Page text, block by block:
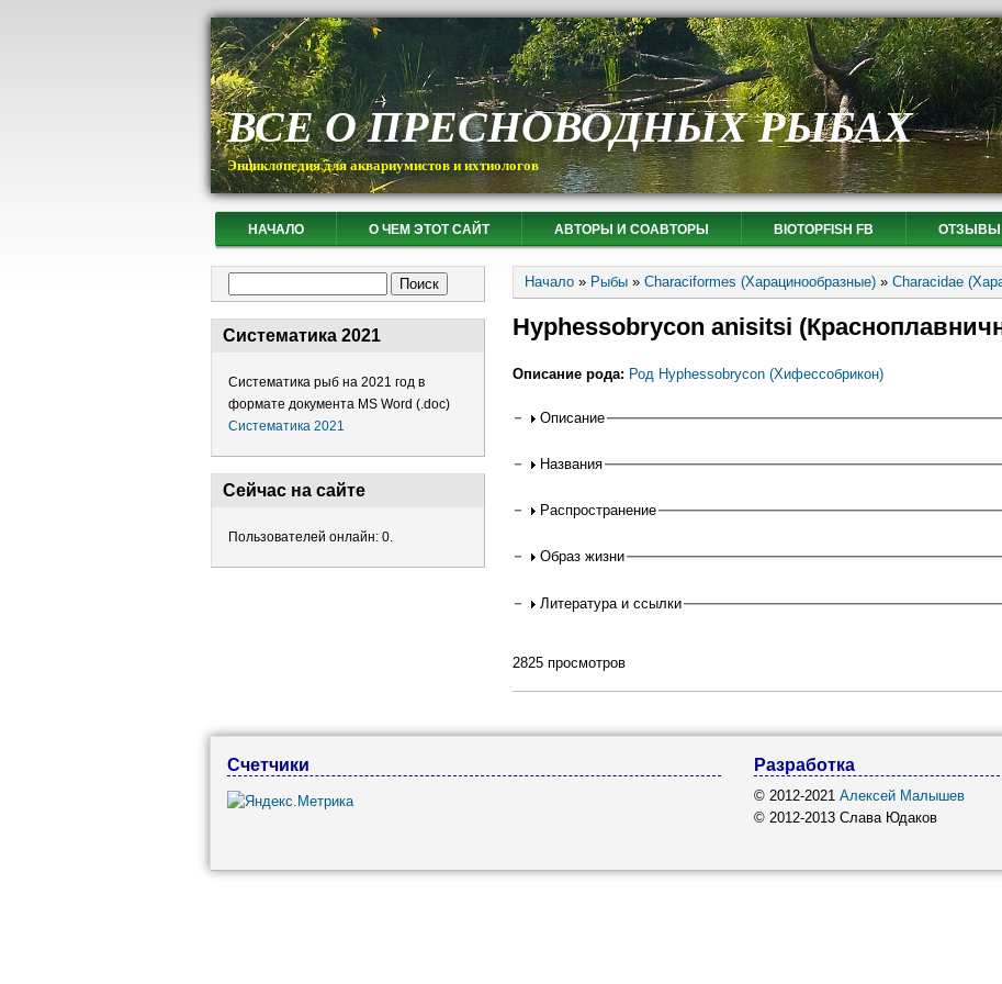
ВСЕ О ПРЕСНОВОДНЫХ РЫБАХ
Энциклопедия для аквариумистов и ихтиологов
НАЧАЛО О ЧЕМ ЭТОТ САЙТ АВТОРЫ И СОАВТОРЫ BIOTOPFISH FB ОТЗЫВЫ
Систематика 2021
Систематика рыб на 2021 год в
формате документа MS Word (.doc)
Систематика 2021
Сейчас на сайте
Пользователей онлайн: 0.
Вы здесь
Начало » Рыбы » Characiformes (Харацинообразные) » Characidae
Hyphessobrycon anisitsi
Описание рода: Род Hyphessobrycon (Хифессобрикон)
Горизонтальные вкладки
Описание
Названия
Распространение
Образ жизни
Литература и ссылки
2825 просмотров
Счетчики Разработка
© 2012-2021 Алексей Малышев
© 2012-2013 Слава Юдаков